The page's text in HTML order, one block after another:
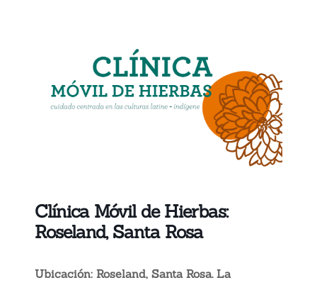
Clínica Móvil de Hierbas:
Roseland, Santa Rosa
Ubicación: Roseland, Santa Rosa.La